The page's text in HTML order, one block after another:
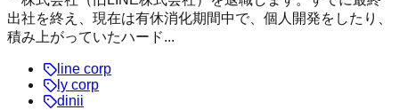
出社を終え、現在は有休消化期間中で、個人開発をしたり、
積み上がっていたハード...
line corp
ly corp
dinii